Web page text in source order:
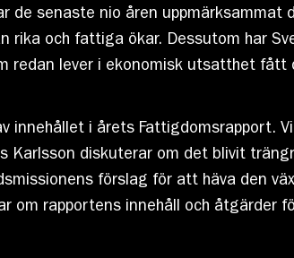
de senaste nio åren
rika och fattiga ökar. Dessutom har
redan lever i ekonomisk utsatthet
innehållet i årets Fattigdomsrapport.
Karlsson diskuterar om det blivit
förslag för att häva den
om rapportens innehåll och åtgärder